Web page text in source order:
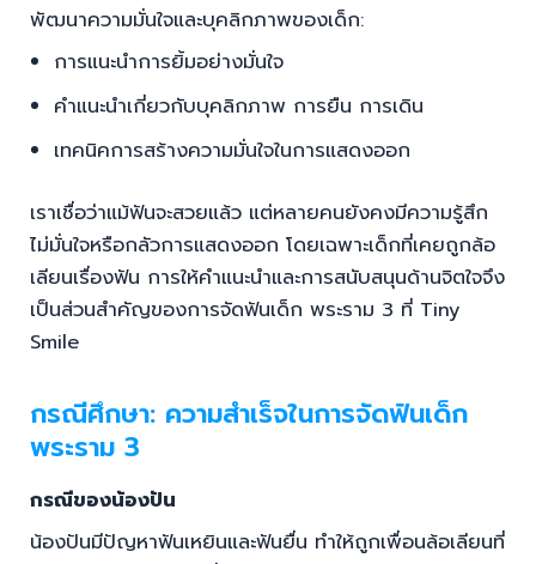
พัฒนาความมั่นใจและบุคลิกภาพของเด็ก:
การแนะนำการยิ้มอย่างมั่นใจ
คำแนะนำเกี่ยวกับบุคลิกภาพ การยืน การเดิน
เทคนิคการสร้างความมั่นใจในการแสดงออก
เราเชื่อว่าแม้ฟันจะสวยแล้ว แต่หลายคนยังคงมีความรู้สึก
ไม่มั่นใจหรือกลัวการแสดงออก โดยเฉพาะเด็กที่เคยถูกล้อ
เลียนเรื่องฟัน การให้คำแนะนำและการสนับสนุนด้านจิตใจจึง
เป็นส่วนสำคัญของการจัดฟันเด็ก พระราม 3 ที่ Tiny
Smile
กรณีศึกษา: ความสำเร็จในการจัดฟันเด็ก
พระราม 3
กรณีของน้องปัน
น้องปันมีปัญหาฟันเหยินและฟันยื่น ทำให้ถูกเพื่อนล้อเลียนที่